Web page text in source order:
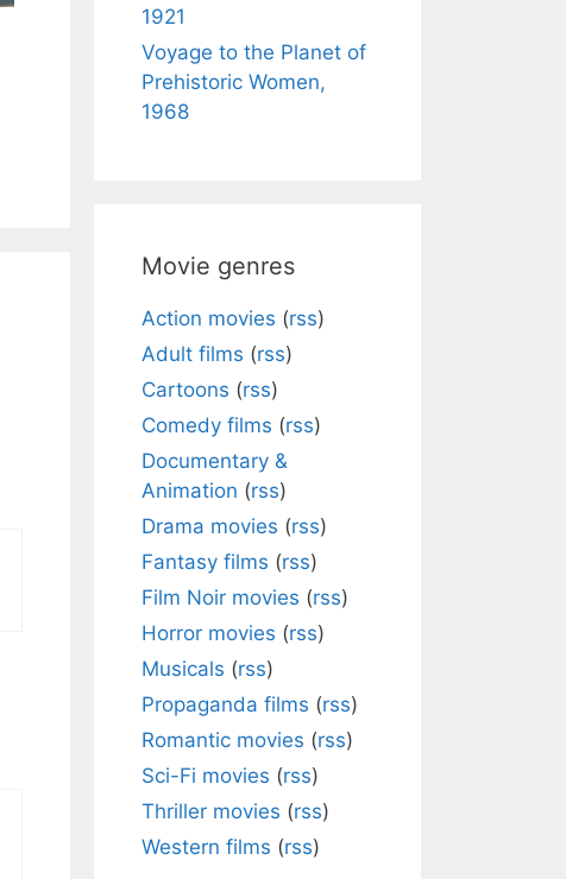
1921
Voyage to the Planet of
Prehistoric Women,
1968
Movie genres
Action movies (rss)
Adult films (rss)
Cartoons (rss)
Comedy films (rss)
Documentary &
Animation (rss)
Drama movies (rss)
Fantasy films (rss)
Film Noir movies (rss)
Horror movies (rss)
Musicals (rss)
Propaganda films (rss)
Romantic movies (rss)
Sci-Fi movies (rss)
Thriller movies (rss)
Western films (rss)